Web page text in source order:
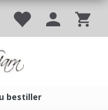
bestiller